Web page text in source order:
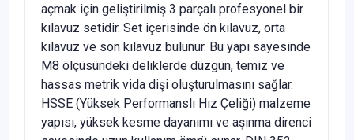
açmak için geliştirilmiş 3 parçalı profesyonel bir
kılavuz setidir. Set içerisinde ön kılavuz, orta
kılavuz ve son kılavuz bulunur. Bu yapı sayesinde
M8 ölçüsündeki deliklerde düzgün, temiz ve
hassas metrik vida dişi oluşturulmasını sağlar.
HSSE (Yüksek Performanslı Hız Çeliği) malzeme
yapısı, yüksek kesme dayanımı ve aşınma direnci